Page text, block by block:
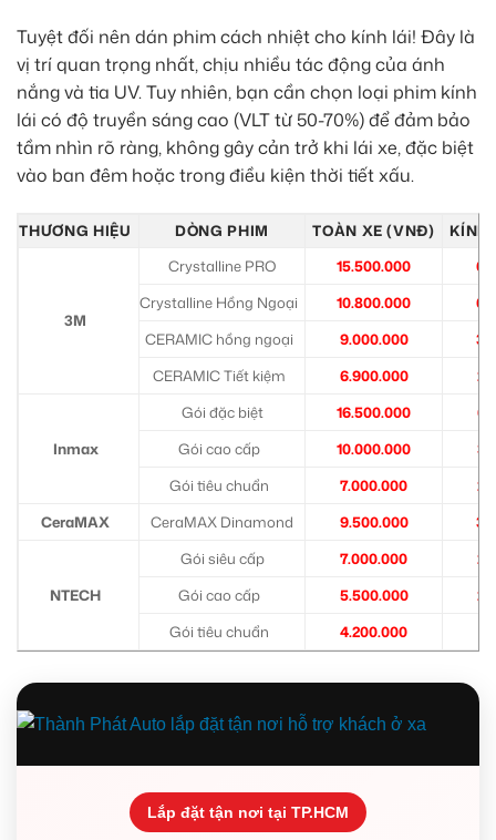
Tuyệt đối nên dán phim cách nhiệt cho kính lái! Đây là
vị trí quan trọng nhất, chịu nhiều tác động của ánh
nắng và tia UV. Tuy nhiên, bạn cần chọn loại phim kính
lái có độ truyền sáng cao (VLT từ 50-70%) để đảm bảo
tầm nhìn rõ ràng, không gây cản trở khi lái xe, đặc biệt
vào ban đêm hoặc trong điều kiện thời tiết xấu.
THƯƠNG HIỆU DÒNG PHIM TOÀN XE (VNĐ) KÍNH
3M
Crystalline PRO 15.500.000
Crystalline Hồng Ngoại
10.800.000
CERAMIC hồng ngoại
9.000.000
CERAMIC Tiết kiệm
6.900.000
Inmax
Gói đặc biệt 16.500.000
Gói cao cấp
10.000.000
Gói tiêu chuẩn
7.000.000
CeraMAX
CeraMAX Dinamond 9.500.000
NTECH
Gói siêu cấp 7.000.000
Gói cao cấp
5.500.000
Gói tiêu chuẩn
4.200.000
Lắp đặt tận nơi tại TP.HCM